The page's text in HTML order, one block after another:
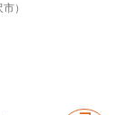
）